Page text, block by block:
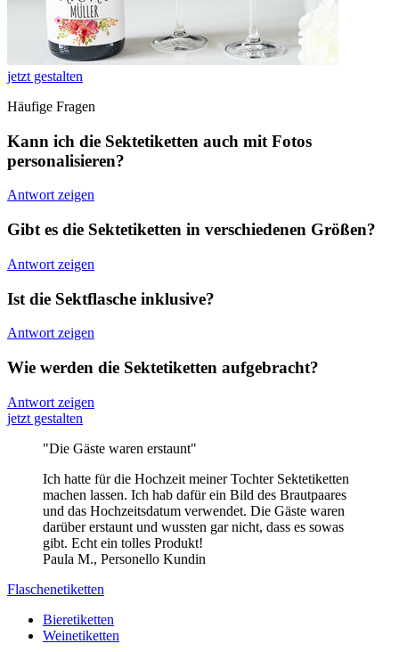
jetzt gestalten
Häufige Fragen
Kann ich die Sektetiketten auch mit Fotos
personalisieren?
Antwort zeigen
Gibt es die Sektetiketten in verschiedenen Größen?
Antwort zeigen
Ist die Sektflasche inklusive?
Antwort zeigen
Wie werden die Sektetiketten aufgebracht?
Antwort zeigen
jetzt gestalten
"Die Gäste waren erstaunt"
Ich hatte für die Hochzeit meiner Tochter Sektetiketten
machen lassen. Ich hab dafür ein Bild des Brautpaares
und das Hochzeitsdatum verwendet. Die Gäste waren
darüber erstaunt und wussten gar nicht, dass es sowas
gibt. Echt ein tolles Produkt!
Paula M., Personello Kundin
Flaschenetiketten
Bieretiketten
Weinetiketten